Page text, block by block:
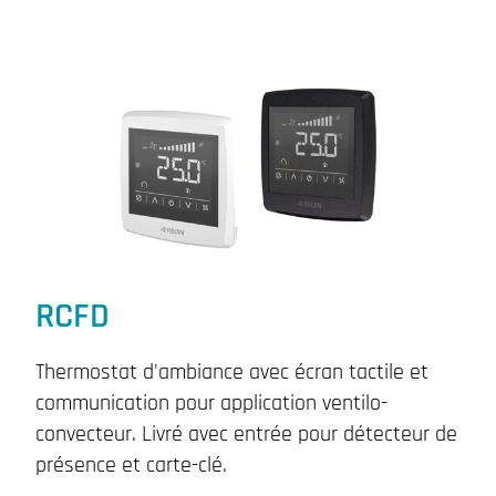
RCFD
Thermostat d'ambiance avec écran tactile et
communication pour application ventilo-
convecteur. Livré avec entrée pour détecteur de
présence et carte-clé.